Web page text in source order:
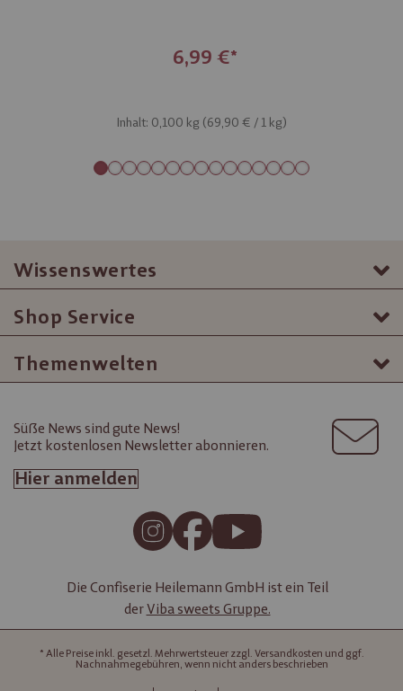
6,99 €
Inhalt: 0,100 kg (69,90 € / 1 kg)
Wissenswertes
Shop Service
Themenwelten
Süße News sind gute News!
Jetzt kostenlosen Newsletter abonnieren.
Hier anmelden
Die Confiserie Heilemann GmbH ist ein Teil
derViba sweets Gruppe.
* Alle Preise inkl. gesetzl. Mehrwertsteuer zzgl. Versandkosten und ggf.
Nachnahmegebühren, wenn nicht anders beschrieben